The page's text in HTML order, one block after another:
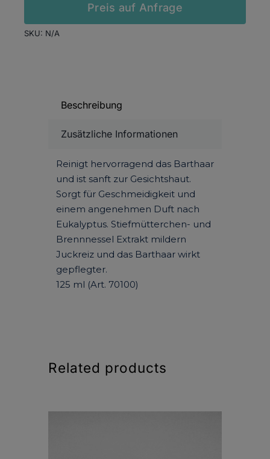
Preis auf Anfrage
SKU: N/A
Beschreibung
Zusätzliche Informationen
Reinigt hervorragend das Barthaar
und ist sanft zur Gesichtshaut.
Sorgt für Geschmeidigkeit und
einem angenehmen Duft nach
Eukalyptus. Stiefmütterchen- und
Brennnessel Extrakt mildern
Juckreiz und das Barthaar wirkt
gepflegter.
125 ml (Art. 70100)
Related products